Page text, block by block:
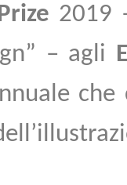
2019
– agli
che